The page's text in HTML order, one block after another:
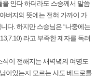
안다 하더라도 스승께서 말씀
버지의 뜻에는 전혀 가까이 가
다. 하지만 스승님은 “나중에는
라고 부족한 제자를 독려
이 전해지는 새벽녘의 여명도
아있는지 모르는 사도 베드로를